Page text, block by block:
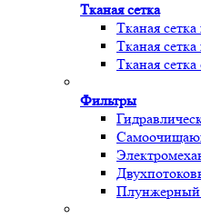
Тканая сетка
Тканая
Тканая
Тканая
Фильтры
Плунжерный